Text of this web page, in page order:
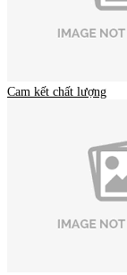
Cam kết chất lượng